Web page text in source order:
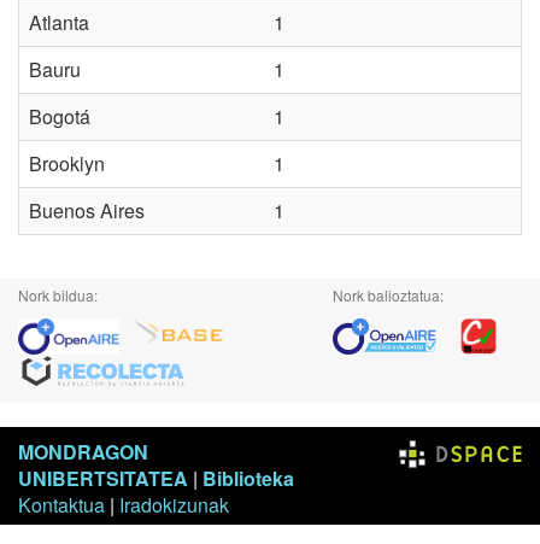
Atlanta
1
Bauru
1
Bogotá
1
Brooklyn
1
Buenos Aires
1
Nork bildua: Nork balioztatua:
MONDRAGON
UNIBERTSITATEA | Biblioteka
Kontaktua | Iradokizunak